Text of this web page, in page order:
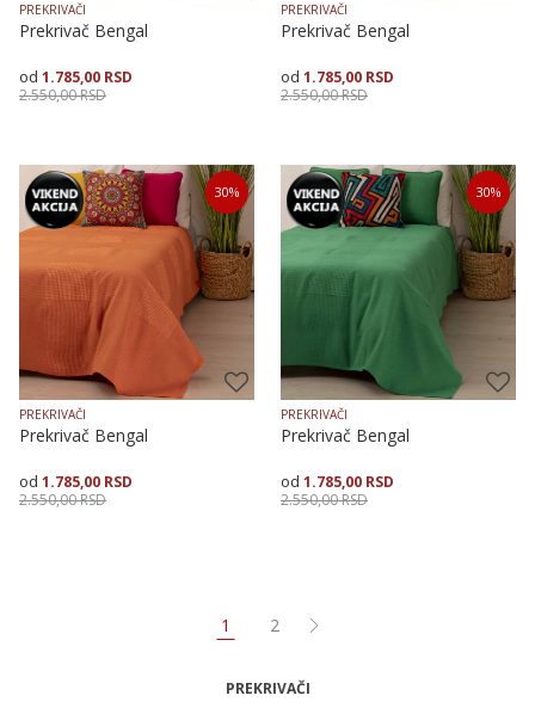
PREKRIVAČI
Prekrivač Bengal
1.785,00 RSD
2.550,00RSD
Veličina
150X225200X250
Dodaj u korpu
PREKRIVAČI
Prekrivač Bengal
1.785,00 RSD
2.550,00RSD
Veličina
150X225200X250
Dodaj u korpu
30%
PREKRIVAČI
Prekrivač Bengal
1.785,00 RSD
2.550,00RSD
30%
PREKRIVAČI
Prekrivač Bengal
1.785,00 RSD
2.550,00RSD
150X225
1 2
PREKRIVAČI